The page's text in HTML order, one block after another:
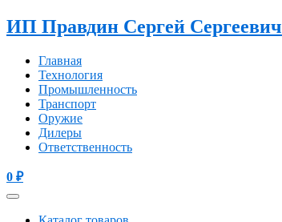
ИП Правдин Сергей Сергеевич
Главная
Технология
Промышленность
Транспорт
Оружие
Дилеры
Ответственность
0 ₽